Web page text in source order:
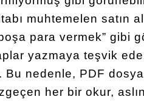
muhtemelen satın
para vermek” gibi
yazmaya teşvik
Bu nedenle, PDF
her bir okur,